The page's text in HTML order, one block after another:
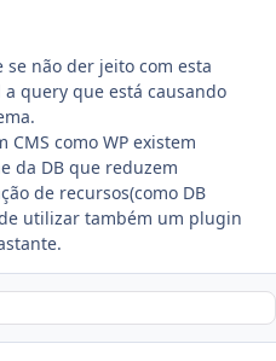
não der jeito com esta
query que está causando
CMS como WP existem
da DB que reduzem
de recursos(como DB
utilizar também um plugin